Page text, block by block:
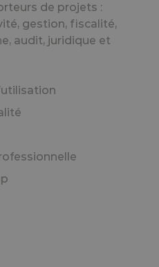
de projets :
gestion, fiscalité,
audit, juridique et